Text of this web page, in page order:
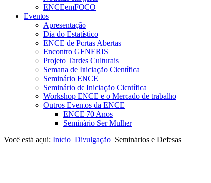
ENCEemFOCO
Eventos
Apresentação
Dia do Estatístico
ENCE de Portas Abertas
Encontro GENERIS
Projeto Tardes Culturais
Semana de Iniciação Científica
Seminário ENCE
Seminário de Iniciação Científica
Workshop ENCE e o Mercado de trabalho
Outros Eventos da ENCE
ENCE 70 Anos
Seminário Ser Mulher
Você está aqui: Início Divulgação Seminários e Defesas